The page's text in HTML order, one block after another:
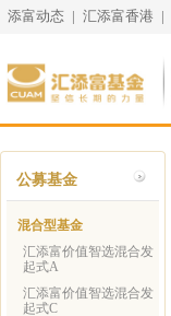
添富动态 | 汇添富香港 |
公募基金
混合型基金
汇添富价值智选混合发
起式A
汇添富价值智选混合发
起式C